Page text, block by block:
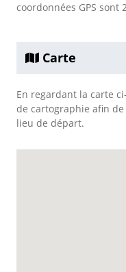
coordonnées GPS sont
Carte
En regardant la carte
de cartographie afin
lieu de départ.